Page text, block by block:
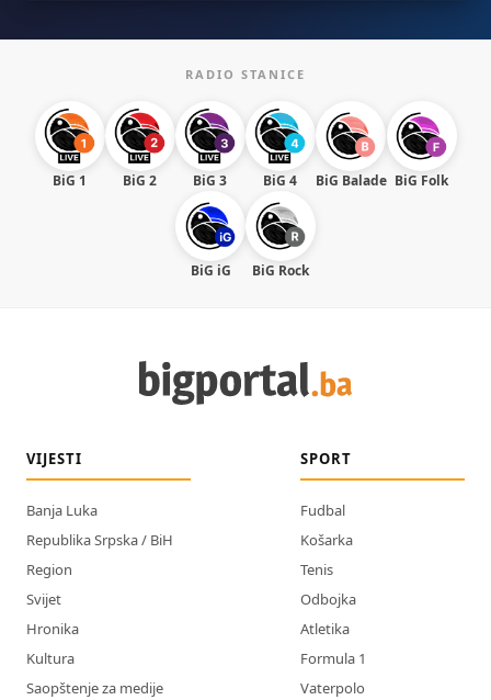
RADIO STANICE
BiG 1 BiG 2 BiG 3 BiG 4 BiG Balade BiG Folk
BiG iG BiG Rock
VIJESTI
Banja Luka
Republika Srpska / BiH
Region
Svijet
Hronika
Kultura
Saopštenje za medije
SPORT
Fudbal
Košarka
Tenis
Odbojka
Atletika
Formula 1
Vaterpolo